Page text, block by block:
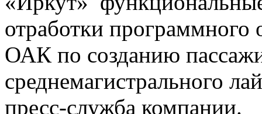
отработки программного
ОАК по созданию
среднемагистрального
пресс-служба компании.